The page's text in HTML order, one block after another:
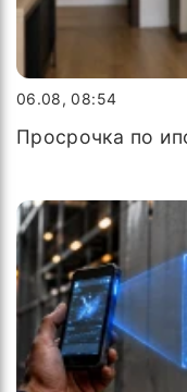
06.08, 08:54
Просрочка по